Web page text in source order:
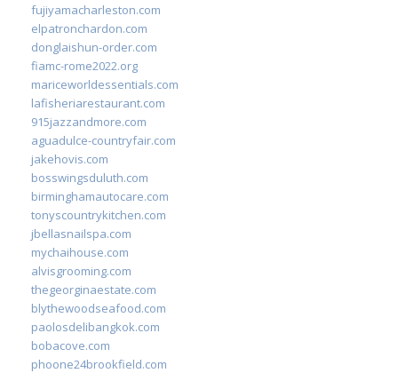
fujiyamacharleston.com
elpatronchardon.com
donglaishun-order.com
fiamc-rome2022.org
mariceworldessentials.com
lafisheriarestaurant.com
915jazzandmore.com
aguadulce-countryfair.com
jakehovis.com
bosswingsduluth.com
birminghamautocare.com
tonyscountrykitchen.com
jbellasnailspa.com
mychaihouse.com
alvisgrooming.com
thegeorginaestate.com
blythewoodseafood.com
paolosdelibangkok.com
bobacove.com
phoone24brookfield.com